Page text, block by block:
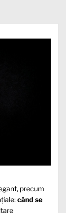
precum
când se